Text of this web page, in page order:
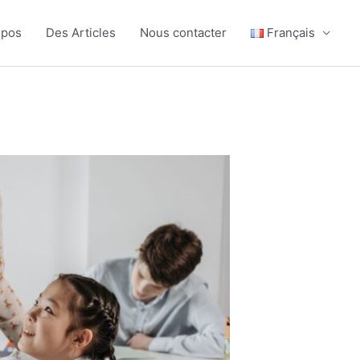
Des Articles Nous contacter Français